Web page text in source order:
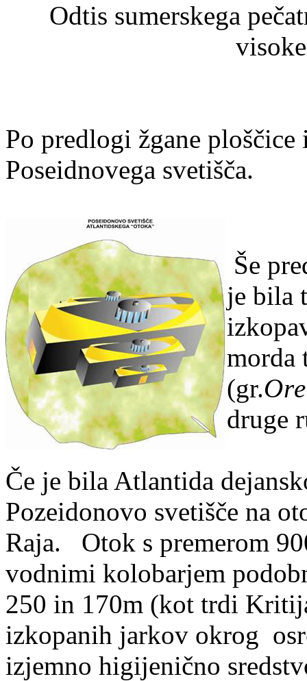
Odtis sumerskega
Po predlogi žgane
Poseidnovega svetišča.
Še
je bila
morda
(gr.
druge
Če je bila Atlantida
Pozeidonovo svetišče na
Raja. Otok s premerom
vodnimi kolobarjem
250 in 170m (kot trdi
izkopanih jarkov okrog
izjemno higijenično